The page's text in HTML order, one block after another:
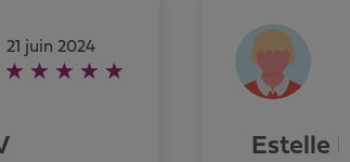
21 juin 2024
Estelle